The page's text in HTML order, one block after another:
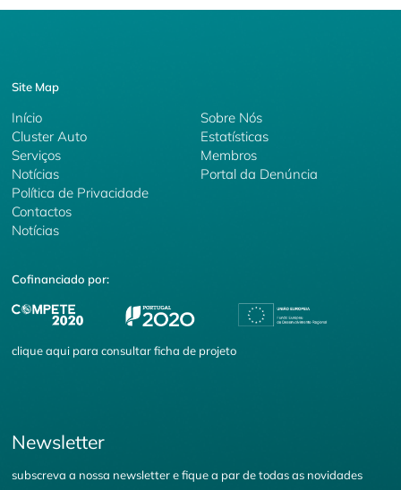
Site Map
Início
Cluster Auto
Serviços
Sobre Nós
Estatísticas
Membros
Notícias
Política de Privacidade
Portal da Denúncia
Contactos
Notícias
Cofinanciado por:
cliqueaqui para consultar ficha de projeto
Newsletter
subscreva a nossa newsletter e fique a par de todas as novidades